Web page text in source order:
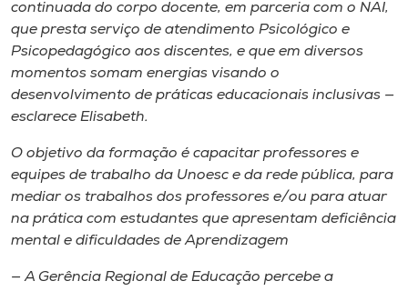
A+
A-
continuada do corpo docente, em parceria com o NAI,
que presta serviço de atendimento Psicológico e
Psicopedagógico aos discentes, e que em diversos
momentos somam energias visando o
desenvolvimento de práticas educacionais inclusivas —
esclarece Elisabeth.
O objetivo da formação é capacitar professores e
equipes de trabalho da Unoesc e da rede pública, para
mediar os trabalhos dos professores e/ou para atuar
na prática com estudantes que apresentam deficiência
mental e dificuldades de Aprendizagem
— A Gerência Regional de Educação percebe a